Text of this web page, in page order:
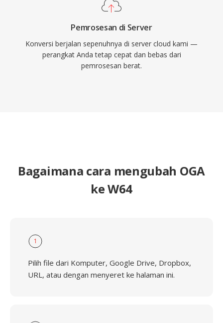
Pemrosesan di Server
Konversi berjalan sepenuhnya di server cloud kami —
perangkat Anda tetap cepat dan bebas dari
pemrosesan berat.
Bagaimana cara mengubah OGA
ke W64
1
Pilih file dari Komputer, Google Drive, Dropbox,
URL, atau dengan menyeret ke halaman ini.